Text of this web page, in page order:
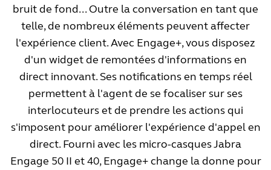
bruit de fond... Outre la conversation en tant que
telle, de nombreux éléments peuvent affecter
l'expérience client. Avec Engage+, vous disposez
d'un widget de remontées d'informations en
direct innovant. Ses notifications en temps réel
permettent à l'agent de se focaliser sur ses
interlocuteurs et de prendre les actions qui
s'imposent pour améliorer l'expérience d'appel en
direct. Fourni avec les micro-casques Jabra
Engage 50 II et 40, Engage+ change la donne pour